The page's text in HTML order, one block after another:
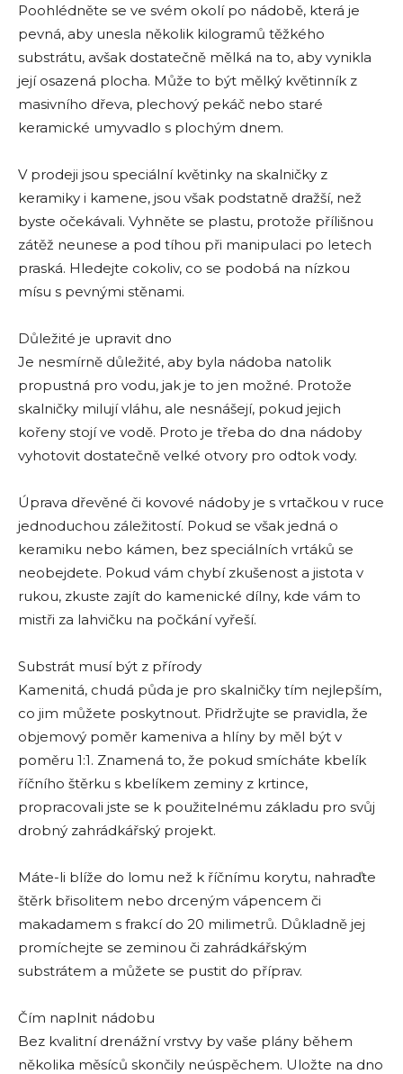
Poohlédněte se ve svém okolí po nádobě, která je
pevná, aby unesla několik kilogramů těžkého
substrátu, avšak dostatečně mělká na to, aby vynikla
její osazená plocha. Může to být mělký květinník z
masivního dřeva, plechový pekáč nebo staré
keramické umyvadlo s plochým dnem.
V prodeji jsou speciální květinky na skalničky z
keramiky i kamene, jsou však podstatně dražší, než
byste očekávali. Vyhněte se plastu, protože přílišnou
zátěž neunese a pod tíhou při manipulaci po letech
praská. Hledejte cokoliv, co se podobá na nízkou
mísu s pevnými stěnami.
Důležité je upravit dno
Je nesmírně důležité, aby byla nádoba natolik
propustná pro vodu, jak je to jen možné. Protože
skalničky milují vláhu, ale nesnášejí, pokud jejich
kořeny stojí ve vodě. Proto je třeba do dna nádoby
vyhotovit dostatečně velké otvory pro odtok vody.
Úprava dřevěné či kovové nádoby je s vrtačkou v ruce
jednoduchou záležitostí. Pokud se však jedná o
keramiku nebo kámen, bez speciálních vrtáků se
neobejdete. Pokud vám chybí zkušenost a jistota v
rukou, zkuste zajít do kamenické dílny, kde vám to
mistři za lahvičku na počkání vyřeší.
Substrát musí být z přírody
Kamenitá, chudá půda je pro skalničky tím nejlepším,
co jim můžete poskytnout. Přidržujte se pravidla, že
objemový poměr kameniva a hlíny by měl být v
poměru 1:1. Znamená to, že pokud smícháte kbelík
říčního štěrku s kbelíkem zeminy z krtince,
propracovali jste se k použitelnému základu pro svůj
drobný zahrádkářský projekt.
Máte-li blíže do lomu než k říčnímu korytu, nahraďte
štěrk břisolitem nebo drceným vápencem či
makadamem s frakcí do 20 milimetrů. Důkladně jej
promíchejte se zeminou či zahrádkářským
substrátem a můžete se pustit do příprav.
Čím naplnit nádobu
Bez kvalitní drenážní vrstvy by vaše plány během
několika měsíců skončily neúspěchem. Uložte na dno